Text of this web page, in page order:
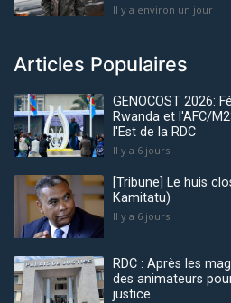
Il y a environ un jour
Articles Populaires
GENOCOST 2026:
Rwanda et l'AFC/
l'Est de la RDC
Il y a 6 jours
[Tribune] Le huis
Kamitatu)
Il y a 6 jours
RDC : Après les
des animateurs
justice